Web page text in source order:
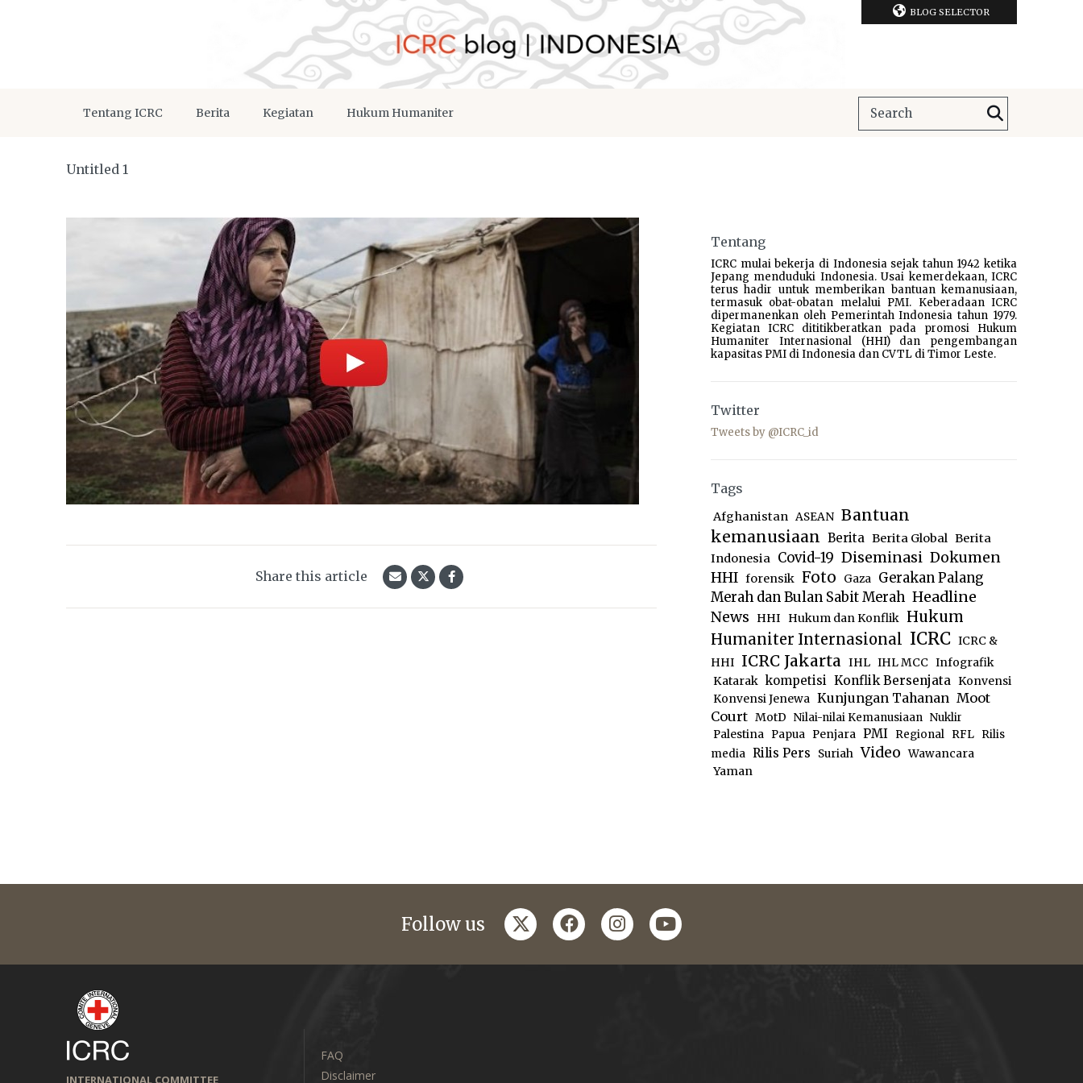
BLOG SELECTOR
Tentang ICRC Berita Kegiatan Hukum Humaniter
Untitled 1
Share this article
Tentang
ICRC mulai bekerja di Indonesia sejak tahun 1942 ketika
Jepang menduduki Indonesia. Usai kemerdekaan, ICRC
terus hadir untuk memberikan bantuan kemanusiaan,
termasuk obat-obatan melalui PMI. Keberadaan ICRC
dipermanenkan oleh Pemerintah Indonesia tahun 1979.
Kegiatan ICRC dititikberatkan pada promosi Hukum
Humaniter Internasional (HHI) dan pengembangan
kapasitas PMI di Indonesia dan CVTL di Timor Leste.
Twitter
Tweets by @ICRC_id
Tags
Afghanistan ASEAN Bantuan
kemanusiaan Berita Berita Global Berita
Indonesia Covid-19 Diseminasi Dokumen
HHI forensik Foto Gaza Gerakan Palang
Merah dan Bulan Sabit Merah Headline
News
HHI Hukum dan Konflik Hukum
Humaniter Internasional ICRC ICRC &
HHI ICRC Jakarta IHL IHL MCC Infografik
Katarak kompetisi Konflik Bersenjata Konvensi
Konvensi Jenewa Kunjungan Tahanan Moot
Court MotD Nilai-nilai Kemanusiaan Nuklir
Palestina
Papua Penjara PMI Regional RFL
Rilis
media Rilis Pers Suriah Video Wawancara
Yaman
Follow us twitterfacebookinstagram
youtube
INTERNATIONAL COMMITTEE
FAQ
Disclaimer